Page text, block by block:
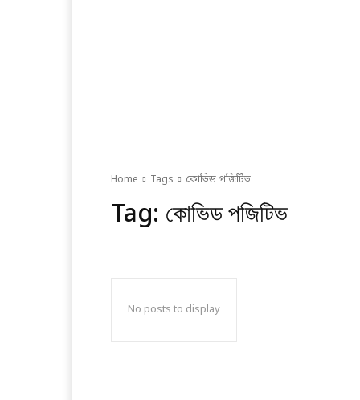
Home Tags কোভিড পজিটিভ
Tag: কোভিড পজিটিভ
No posts to display